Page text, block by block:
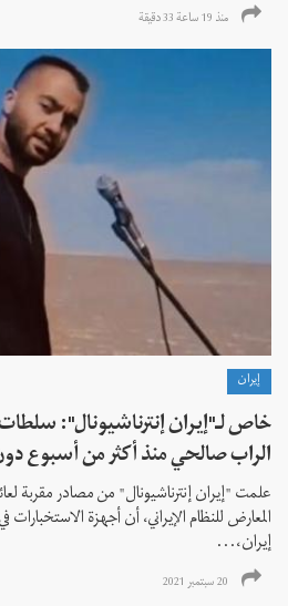
منذ 19 ساعة 33 دقیقة
إيران
خاص لـ"إيران إنترناشيونال":
الراب صالحي منذ أكثر من أسبوع
علمت "إيران إنترناشيونال" من مصادر مقربة
المعارض للنظام الإيراني، أن أجهزة
إيران،...
20 سبتمبر 2021